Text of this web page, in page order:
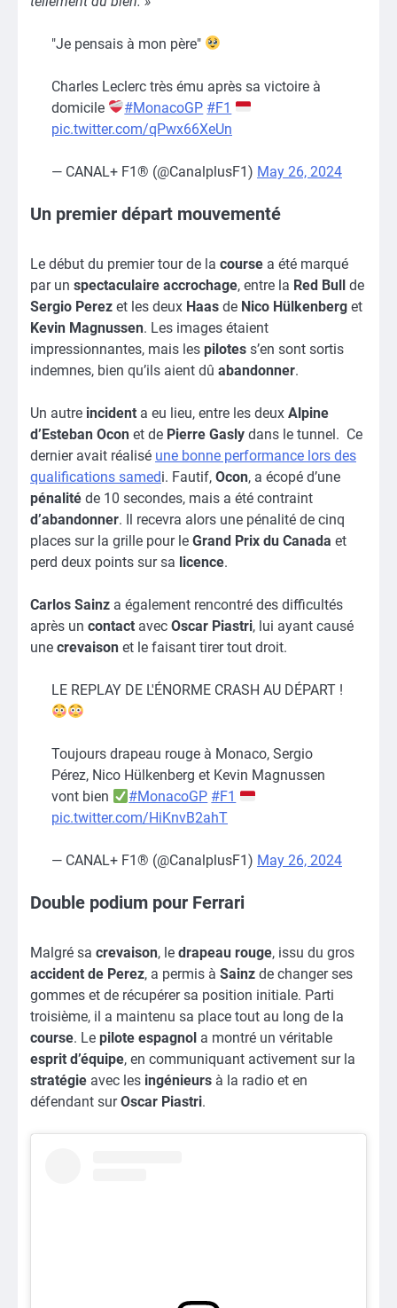
"Je pensais à mon père"
Charles Leclerc très ému après sa victoire à
domicile
#MonacoGP #F1
pic.twitter.com/qPwx66XeUn
— CANAL+ F1® (@CanalplusF1) May 26, 2024
Un premier départ mouvementé
Le début du premier tour de la course a été marqué
par un spectaculaire accrochage, entre la Red Bull de
Sergio Perez et les deux Haas de Nico Hülkenberg et
Kevin Magnussen. Les images étaient
impressionnantes, mais les pilotes s’en sont sortis
indemnes, bien qu’ils aient dû abandonner.
Un autre incident a eu lieu, entre les deux Alpine
d’Esteban Ocon et de Pierre Gasly dans le tunnel. Ce
dernier avait réalisé une bonne performance lors des
qualifications samedi. Fautif, Ocon, a écopé d’une
pénalité de 10 secondes, mais a été contraint
d’abandonner. Il recevra alors une pénalité de cinq
places sur la grille pour le Grand Prix du Canada et
perd deux points sur sa licence.
Carlos Sainz a également rencontré des difficultés
après un contact avec Oscar Piastri, lui ayant causé
une crevaison et le faisant tirer tout droit.
LE REPLAY DE L'ÉNORME CRASH AU DÉPART !
Toujours drapeau rouge à Monaco, Sergio
Pérez, Nico Hülkenberg et Kevin Magnussen
vont bien
#MonacoGP #F1
pic.twitter.com/HiKnvB2ahT
— CANAL+ F1® (@CanalplusF1) May 26, 2024
Double podium pour Ferrari
Malgré sa crevaison, le drapeau rouge, issu du gros
accident de Perez, a permis à Sainz de changer ses
gommes et de récupérer sa position initiale. Parti
troisième, il a maintenu sa place tout au long de la
course. Le pilote espagnol a montré un véritable
esprit d’équipe, en communiquant activement sur la
stratégie avec les ingénieurs à la radio et en
défendant surOscar Piastri.